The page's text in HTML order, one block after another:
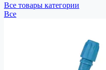
Все товары категории
Все